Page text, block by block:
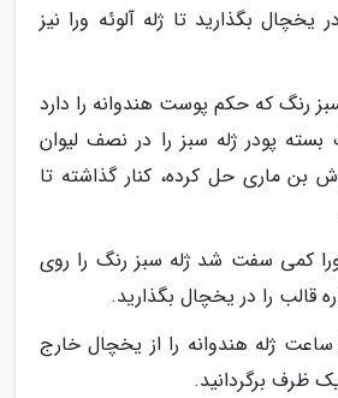
یخچال بگذارید تا ژله آلوئه ورا نیز
سبز رنگ که حکم پوست هندوانه را دارد
بسته پودر ژله سبز را در نصف لیوان
ماری حل کرده، کنار گذاشته تا
ورا کمی سفت شد ژله سبز رنگ را روی
قالب را در یخچال بگذارید.
از 3 الی 4 ساعت ژله هندوانه را از یخچال خارج
ظرف برگردانید.